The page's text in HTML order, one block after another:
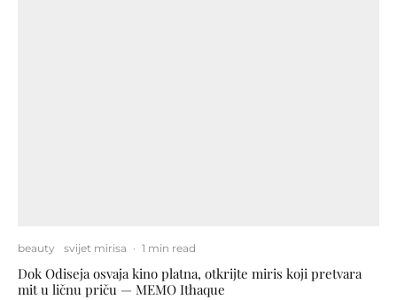
beauty svijet mirisa · 1 min read
Dok Odiseja osvaja kino platna, otkrijte miris koji pretvara
mit u ličnu priču — MEMO Ithaque